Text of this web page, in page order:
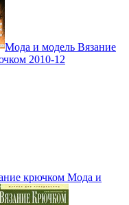
Мода и модель Вязание
2010-12
крючком Мода и